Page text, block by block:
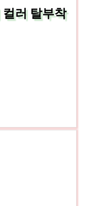
러 탈부착